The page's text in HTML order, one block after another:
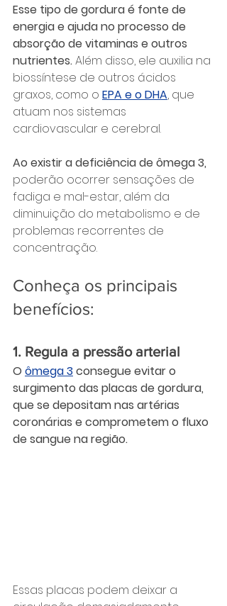
Esse tipo de gordura é fonte de
energia e ajuda no processo de
absorção de vitaminas e outros
nutrientes. Além disso, ele auxilia na
biossíntese de outros ácidos
graxos, como o EPA e o DHA, que
atuam nos sistemas
cardiovascular e cerebral.
Ao existir a deficiência de ômega 3,
poderão ocorrer sensações de
fadiga e mal-estar, além da
diminuição do metabolismo e de
problemas recorrentes de
concentração.
Conheça os principais
benefícios:
1. Regula a pressão arterial
O ômega 3 consegue evitar o
surgimento das placas de gordura,
que se depositam nas artérias
coronárias e comprometem o fluxo
de sangue na região.
Essas placas podem deixar a